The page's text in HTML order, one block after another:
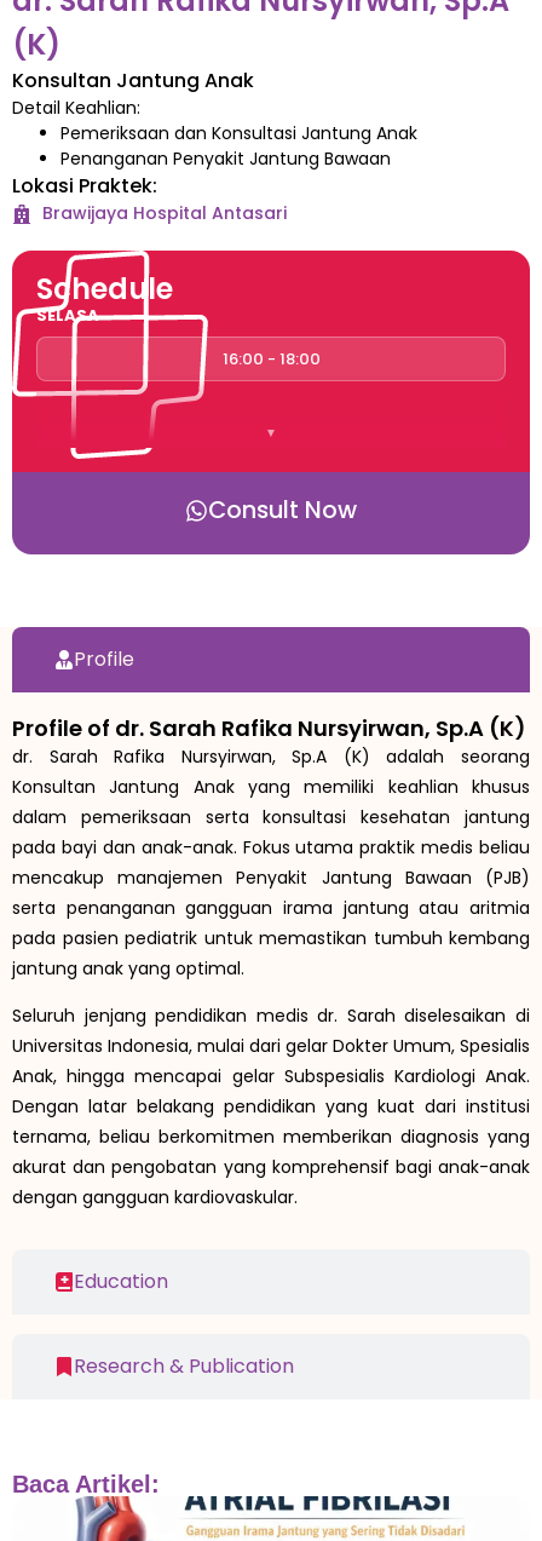
(K)
Konsultan Jantung Anak
Detail Keahlian:
Pemeriksaan dan Konsultasi Jantung Anak
Penanganan Penyakit Jantung Bawaan
Lokasi Praktek:
Brawijaya Hospital Antasari
Schedule
SELASA
16:00 - 18:00
Consult Now
Profile
Education
Research & Publication
Profile of dr. Sarah Rafika Nursyirwan, Sp.A (K)
dr. Sarah Rafika Nursyirwan, Sp.A (K) adalah seorang
Konsultan Jantung Anak yang memiliki keahlian khusus
dalam pemeriksaan serta konsultasi kesehatan jantung
pada bayi dan anak-anak. Fokus utama praktik medis beliau
mencakup manajemen Penyakit Jantung Bawaan (PJB)
serta penanganan gangguan irama jantung atau aritmia
pada pasien pediatrik untuk memastikan tumbuh kembang
jantung anak yang optimal.
Seluruh jenjang pendidikan medis dr. Sarah diselesaikan di
Universitas Indonesia, mulai dari gelar Dokter Umum, Spesialis
Anak, hingga mencapai gelar Subspesialis Kardiologi Anak.
Dengan latar belakang pendidikan yang kuat dari institusi
ternama, beliau berkomitmen memberikan diagnosis yang
akurat dan pengobatan yang komprehensif bagi anak-anak
dengan gangguan kardiovaskular.
Baca Artikel: